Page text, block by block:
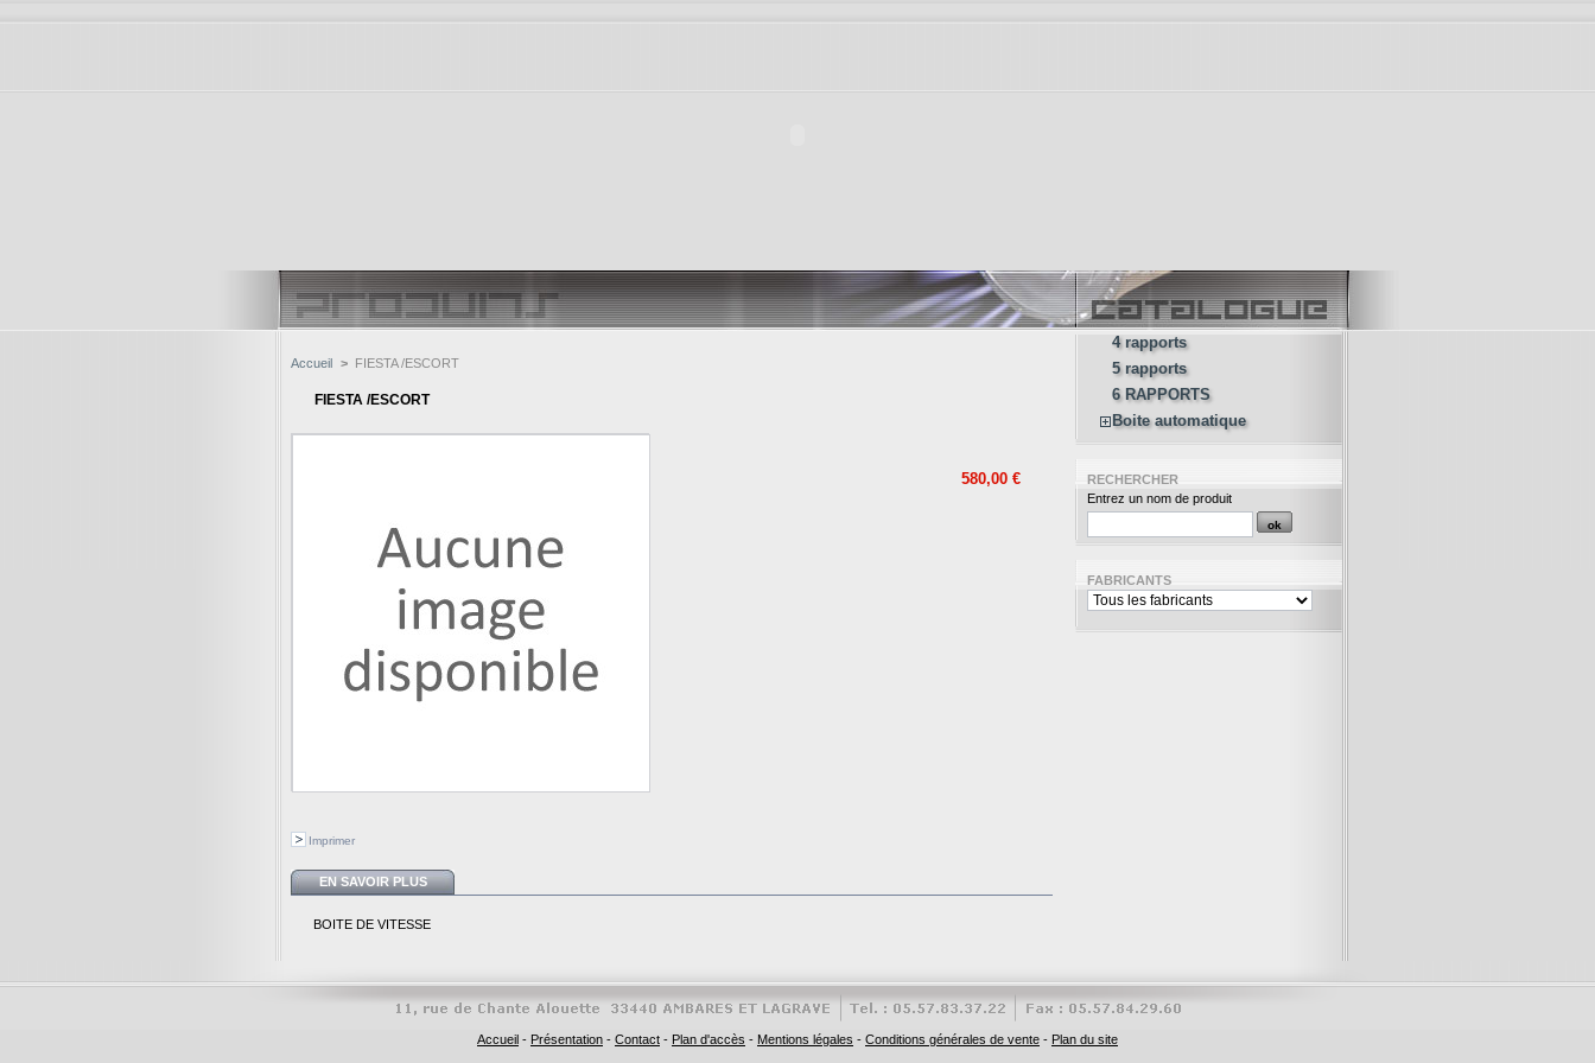
Accueil > FIESTA /ESCORT
FIESTA /ESCORT
Imprimer
580,00 €
EN SAVOIR PLUS
BOITE DE VITESSE
4 rapports
5 rapports
6 RAPPORTS
Boite automatique
RECHERCHER
Entrez un nom de produit
FABRICANTS
Accueil - Présentation - Contact - Plan d'accès - Mentions légales - Conditions générales de vente - Plan du site